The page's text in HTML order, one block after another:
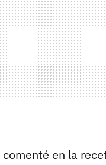
en la